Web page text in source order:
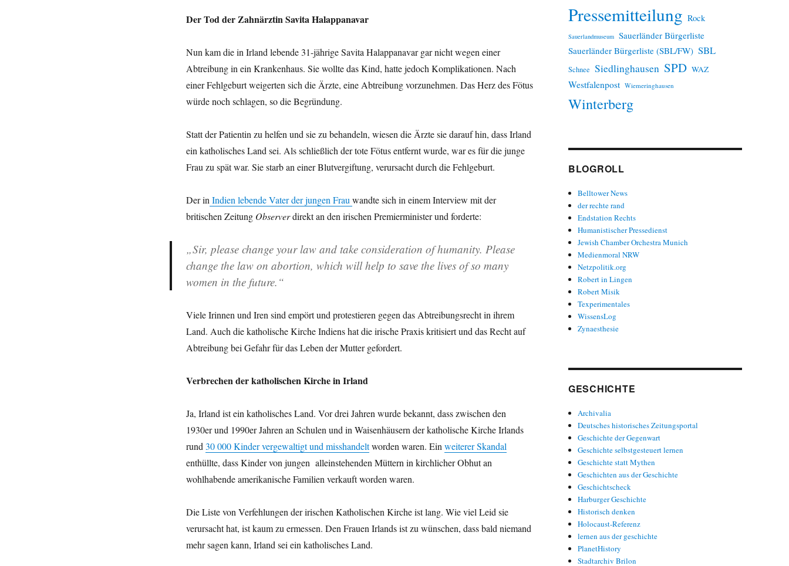
Der Tod der Zahnärztin Savita Halappanavar
Nun kam die in Irland lebende 31-jährige Savita Halappanavar gar nicht wegen einer
Abtreibung in ein Krankenhaus. Sie wollte das Kind, hatte jedoch Komplikationen. Nach
einer Fehlgeburt weigerten sich die Ärzte, eine Abtreibung vorzunehmen. Das Herz des Fötus
würde noch schlagen, so die Begründung.
Statt der Patientin zu helfen und sie zu behandeln, wiesen die Ärzte sie darauf hin, dass Irland
ein katholisches Land sei. Als schließlich der tote Fötus entfernt wurde, war es für die junge
Frau zu spät war. Sie starb an einer Blutvergiftung, verursacht durch die Fehlgeburt.
Der inIndien lebende Vater der jungen Frauwandte sich in einem Interview mit der
britischen Zeitung Observerdirekt an den irischen Premierminister und forderte:
„Sir, please change your law and take consideration of humanity. Please
change the law on abortion, which will help to save the lives of so many
women in the future.“
Viele Irinnen und Iren sind empört und protestieren gegen das Abtreibungsrecht in ihrem
Land. Auch die katholische Kirche Indiens hat die irische Praxis kritisiert und das Recht auf
Abtreibung bei Gefahr für das Leben der Mutter gefordert.
Verbrechen der katholischen Kirche in Irland
Ja, Irland ist ein katholisches Land. Vor drei Jahren wurde bekannt, dass zwischen den
1930er und 1990er Jahren an Schulen und in Waisenhäusern der katholische Kirche Irlands
rund30 000 Kinder vergewaltigt und misshandeltworden waren. Einweiterer Skandal
enthüllte, dass Kinder von jungen alleinstehenden Müttern in kirchlicher Obhut an
wohlhabende amerikanische Familien verkauft worden waren.
Die Liste von Verfehlungen der irischen Katholischen Kirche ist lang. Wie viel Leid sie
verursacht hat, ist kaum zu ermessen. Den Frauen Irlands ist zu wünschen, dass bald niemand
mehr sagen kann, Irland sei ein katholisches Land.
Pressemitteilung Rock
Sauerlandmuseum Sauerländer Bürgerliste
Sauerländer Bürgerliste (SBL/FW) SBL
Schnee Siedlinghausen SPD WAZ
Westfalenpost Wiemeringhausen
Winterberg
BLOGROLL
Belltower News
der rechte rand
Endstation Rechts
Humanistischer Pressedienst
Jewish Chamber Orchestra Munich
Medienmoral NRW
Netzpolitik.org
Robert in Lingen
Robert Misik
Texperimentales
WissensLog
Zynaesthesie
GESCHICHTE
Archivalia
Deutsches historisches Zeitungsportal
Geschichte der Gegenwart
Geschichte selbstgesteuert lernen
Geschichte statt Mythen
Geschichten aus der Geschichte
Geschichtscheck
Harburger Geschichte
Historisch denken
Holocaust-Referenz
lernen aus der geschichte
PlanetHistory
Stadtarchiv Brilon